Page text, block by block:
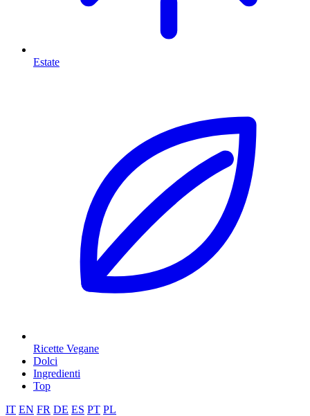
Estate
Ricette Vegane
Dolci
Ingredienti
Top
IT EN FR DE ES PT PL